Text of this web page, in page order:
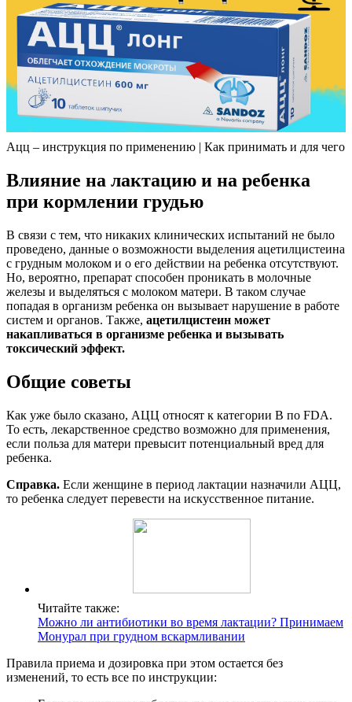
Ацц – инструкция по применению | Как принимать и для чего
Влияние на лактацию и на ребенка
при кормлении грудью
В связи с тем, что никаких клинических испытаний не было
проведено, данные о возможности выделения ацетилцистеина
с грудным молоком и о его действии на ребенка отсутствуют.
Но, вероятно, препарат способен проникать в молочные
железы и выделяться с молоком матери. В таком случае
попадая в организм ребенка он вызывает нарушение в работе
систем и органов. Также, ацетилцистеин может
накапливаться в организме ребенка и вызывать
токсический эффект.
Общие советы
Как уже было сказано, АЦЦ относят к категории B по FDA.
То есть, лекарственное средство возможно для применения,
если польза для матери превысит потенциальный вред для
ребенка.
Справка. Если женщине в период лактации назначили АЦЦ,
то ребенка следует перевести на искусственное питание.
Читайте также:
Можно ли антибиотики во время лактации? Принимаем
Монурал при грудном вскармливании
Правила приема и дозировка при этом остается без
изменений, то есть все по инструкции: